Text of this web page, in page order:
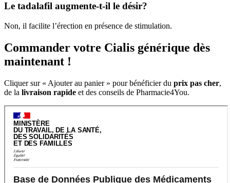
Le tadalafil augmente-t-il le désir?
Non, il facilite l’érection en présence de stimulation.
Commander votre Cialis générique dès
maintenant !
Cliquer sur « Ajouter au panier » pour bénéficier du prix pas cher,
de la livraison rapide et des conseils de Pharmacie4You.